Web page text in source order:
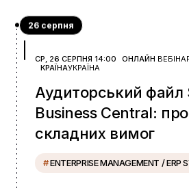
26 серпня
СР, 26 СЕРПНЯ 14:00 ОНЛАЙН
КРАЇНАУКРАЇНА
Аудиторський файл
Business Central:
складних вимог
#ENTERPRISE MANAGEMENT / ERP